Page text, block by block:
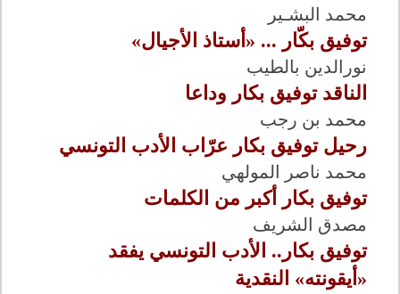
محمد البشـير
توفيق بكّار ... «أستاذ الأجيال»
نورالدين بالطيب
الناقد توفيق بكار وداعا
محمد بن رجب
رحيل توفيق بكار عرّاب الأدب التونسي
محمد ناصر المولهي
توفيق بكار أكبر من الكلمات
مصدق الشريف
توفيق بكار.. الأدب التونسي يفقد
«أيقونته» النقدية